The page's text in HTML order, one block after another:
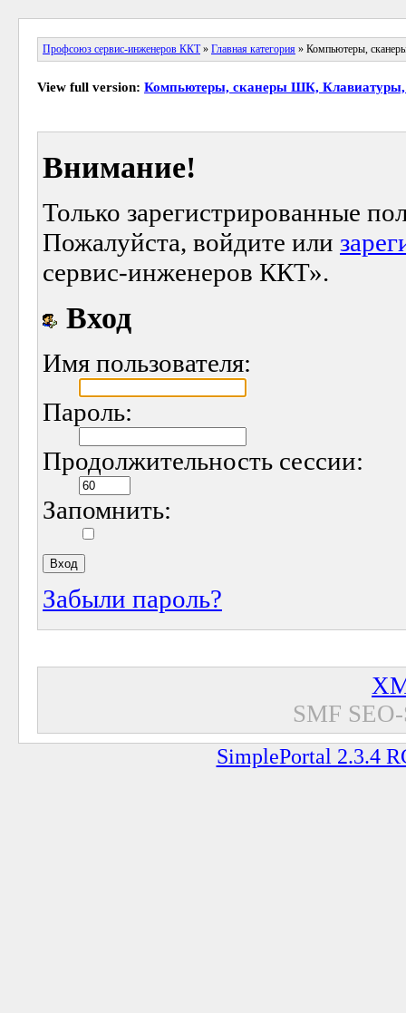
Профсоюз сервис-инженеров ККТ» Главная категория » Компьютеры,
View full version: Компьютеры, сканеры ШК,
Внимание!
Только зарегистрированные
Пожалуйста, войдите или
сервис-инженеров ККТ».
Вход
Имя пользователя:
Пароль:
Продолжительность сессии:
Запомнить:
Забыли пароль?
SMF
SimplePortal 2.3.4